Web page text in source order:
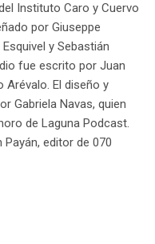
Instituto Caro y Cuervo
por Giuseppe
y Sebastián
fue escrito por Juan
Arévalo. El diseño y
Gabriela Navas, quien
de Laguna Podcast.
editor de 070